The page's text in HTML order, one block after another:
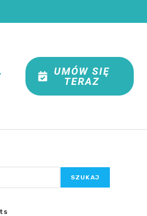
UMÓW SIĘ
TERAZ
SZUKAJ